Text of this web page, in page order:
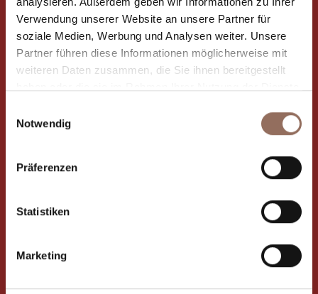
Verwendung unserer Website an unsere Partner für
soziale Medien, Werbung und Analysen weiter. Unsere
Partner führen diese Informationen möglicherweise mit
weiteren Daten zusammen, die Sie ihnen bereitgestellt
Notwendig
Präferenzen
Statistiken
Marketing